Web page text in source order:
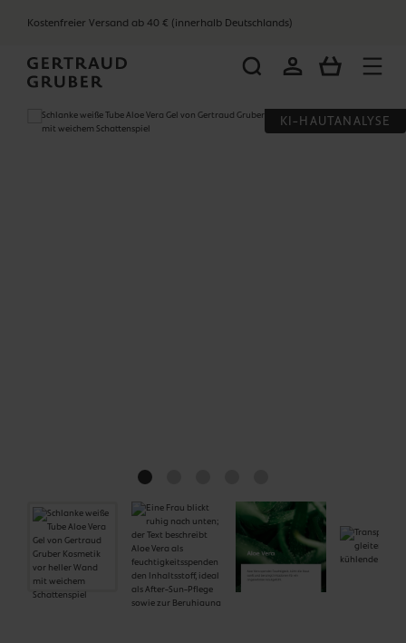
Kostenfreier Versand ab 40 € (innerhalb Deutschlands)
KI-HAUTANALYSE
Bildergalerie überspringen